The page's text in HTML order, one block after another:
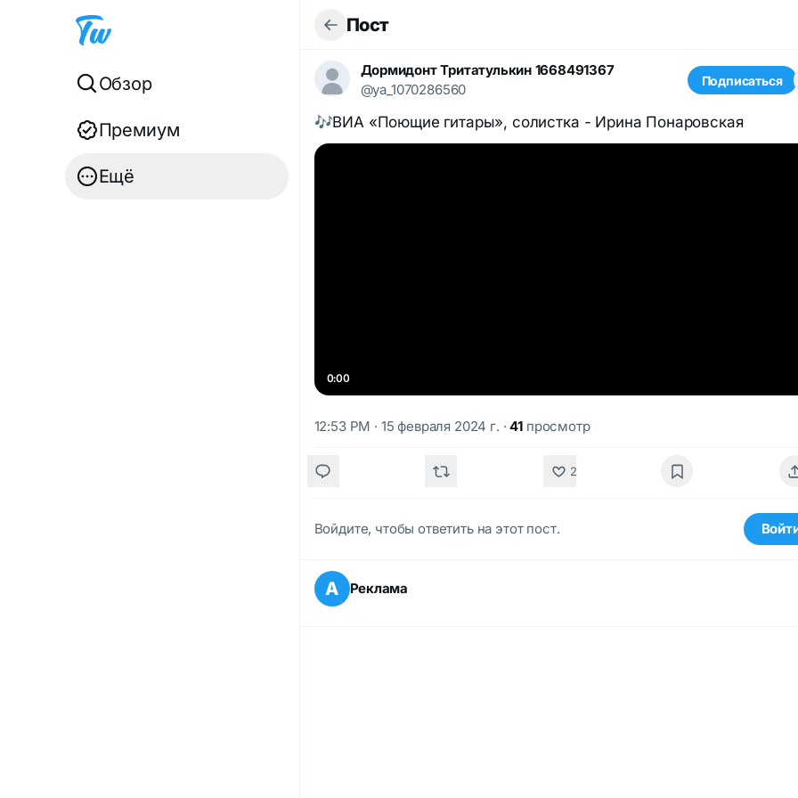
Обзор
Премиум
Ещё
Пост
Дормидонт Тритатулькин 1668491367
@ya_1070286560
Подписаться
🎶ВИА «Поющие гитары», солистка - Ирина Понаровская
0:00
12:53 PM · 15 февраля 2024 г. ·41 просмотр
2
Войдите, чтобы ответить на этот пост.
А Реклама